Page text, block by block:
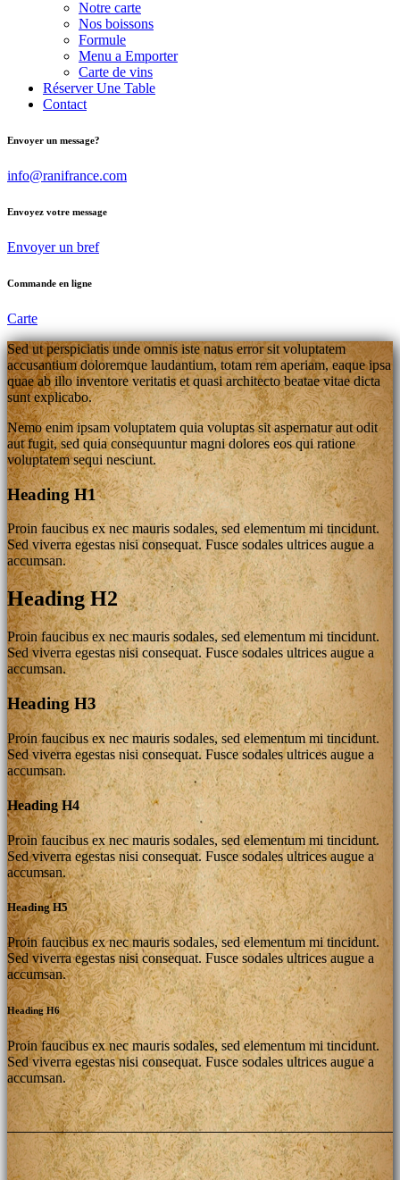
Notre carte
Nos boissons
Formule
Menu a Emporter
Carte de vins
Réserver Une Table
Contact
Envoyer un message?
info@ranifrance.com
Envoyez votre message
Envoyer un bref
Commande en ligne
Carte
Sed ut perspiciatis unde omnis iste natus error sit voluptatem
accusantium doloremque laudantium, totam rem aperiam, eaque ipsa
quae ab illo inventore veritatis et quasi architecto beatae vitae dicta
sunt explicabo.
Nemo enim ipsam voluptatem quia voluptas sit aspernatur aut odit
aut fugit, sed quia consequuntur magni dolores eos qui ratione
voluptatem sequi nesciunt.
Heading H1
Proin faucibus ex nec mauris sodales, sed elementum mi tincidunt.
Sed viverra egestas nisi consequat. Fusce sodales ultrices augue a
accumsan.
Heading H2
Proin faucibus ex nec mauris sodales, sed elementum mi tincidunt.
Sed viverra egestas nisi consequat. Fusce sodales ultrices augue a
accumsan.
Heading H3
Proin faucibus ex nec mauris sodales, sed elementum mi tincidunt.
Sed viverra egestas nisi consequat. Fusce sodales ultrices augue a
accumsan.
Heading H4
Proin faucibus ex nec mauris sodales, sed elementum mi tincidunt.
Sed viverra egestas nisi consequat. Fusce sodales ultrices augue a
accumsan.
Heading H5
Proin faucibus ex nec mauris sodales, sed elementum mi tincidunt.
Sed viverra egestas nisi consequat. Fusce sodales ultrices augue a
accumsan.
Heading H6
Proin faucibus ex nec mauris sodales, sed elementum mi tincidunt.
Sed viverra egestas nisi consequat. Fusce sodales ultrices augue a
accumsan.